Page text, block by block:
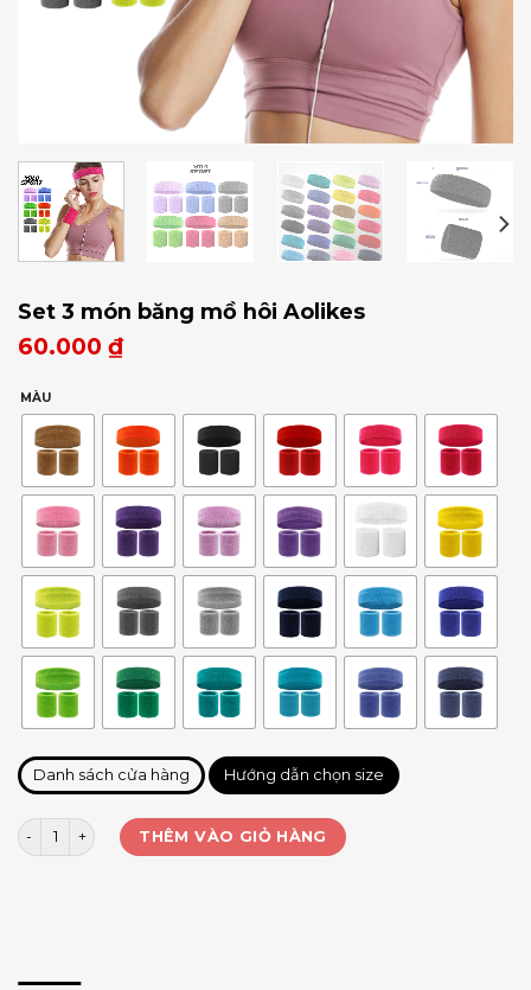
Set 3 món băng mồ hôi Aolikes
60.000 ₫
MÀU
Danh sách cửa hàng Hướng dẫn chọn size
Set 3 món băng mồ hôi Aolikes số lượng
THÊM VÀO GIỎ HÀNG